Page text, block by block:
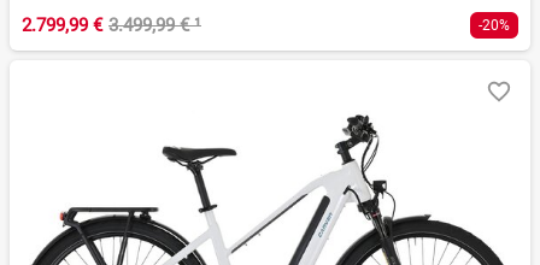
2.799,99 € 3.499,99 €¹ -20%